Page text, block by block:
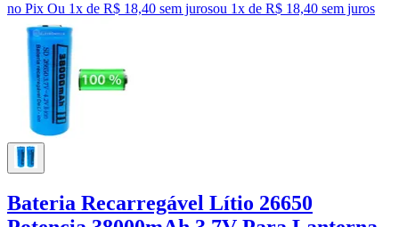
no Pix Ou 1x de R$ 18,40 sem jurosou 1x de R$ 18,40 sem juros
Bateria Recarregável Lítio 26650